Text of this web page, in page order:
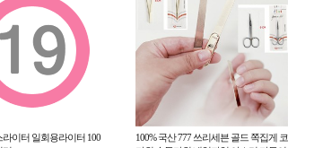
라이터 일회용라이터 100
100% 국산 777 쓰리세븐 골드 쪽집게 코